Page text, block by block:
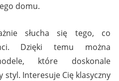
domu.
słucha się tego, co
Dzięki temu można
które doskonale
Interesuje Cię klasyczny